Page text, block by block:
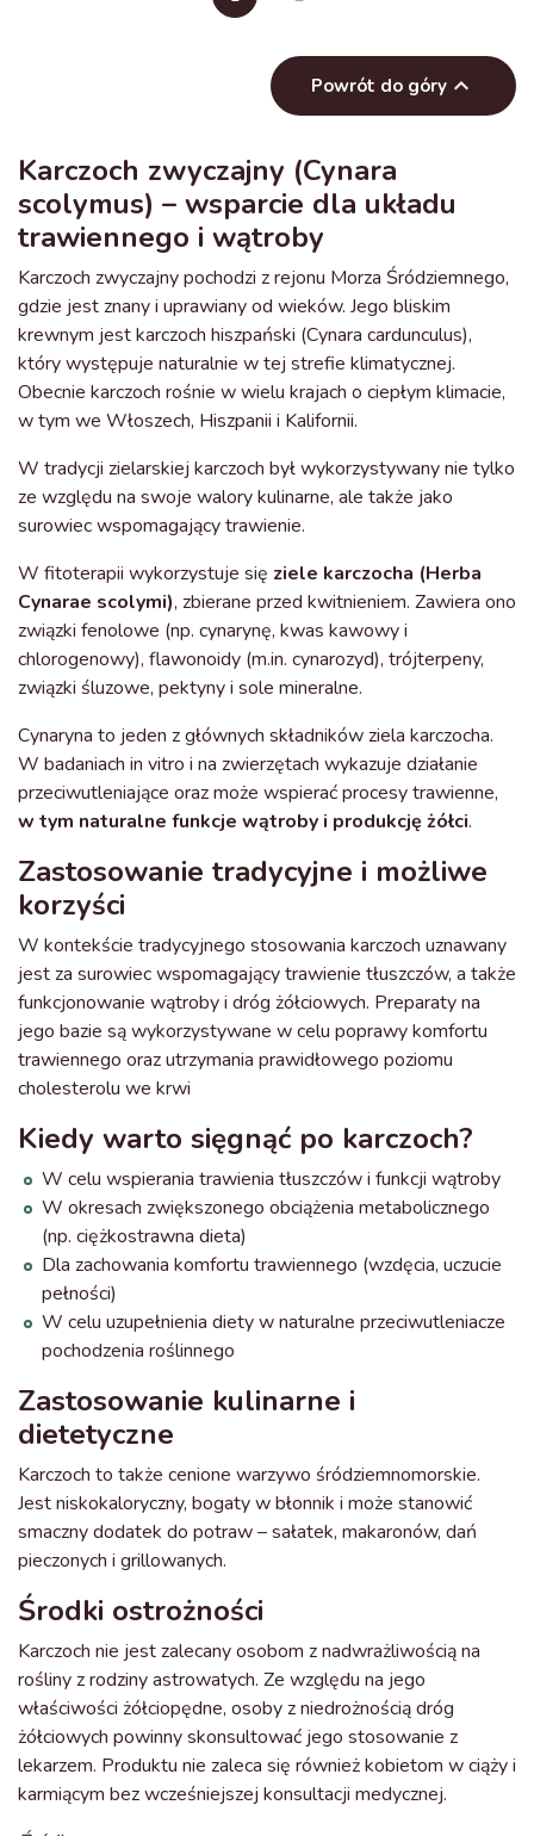
Powrót do góry 
Karczoch zwyczajny (Cynara
scolymus) – wsparcie dla układu
trawiennego i wątroby
Karczoch zwyczajny pochodzi z rejonu Morza Śródziemnego,
gdzie jest znany i uprawiany od wieków. Jego bliskim
krewnym jest karczoch hiszpański (Cynara cardunculus),
który występuje naturalnie w tej strefie klimatycznej.
Obecnie karczoch rośnie w wielu krajach o ciepłym klimacie,
w tym we Włoszech, Hiszpanii i Kalifornii.
W tradycji zielarskiej karczoch był wykorzystywany nie tylko
ze względu na swoje walory kulinarne, ale także jako
surowiec wspomagający trawienie.
W fitoterapii wykorzystuje się ziele karczocha (Herba
Cynarae scolymi), zbierane przed kwitnieniem. Zawiera ono
związki fenolowe (np. cynarynę, kwas kawowy i
chlorogenowy), flawonoidy (m.in. cynarozyd), trójterpeny,
związki śluzowe, pektyny i sole mineralne.
Cynaryna to jeden z głównych składników ziela karczocha.
W badaniach in vitro i na zwierzętach wykazuje działanie
przeciwutleniające oraz może wspierać procesy trawienne,
w tym naturalne funkcje wątroby i produkcję żółci.
Zastosowanie tradycyjne i możliwe
korzyści
W kontekście tradycyjnego stosowania karczoch uznawany
jest za surowiec wspomagający trawienie tłuszczów, a także
funkcjonowanie wątroby i dróg żółciowych. Preparaty na
jego bazie są wykorzystywane w celu poprawy komfortu
trawiennego oraz utrzymania prawidłowego poziomu
cholesterolu we krwi
Kiedy warto sięgnąć po karczoch?
W celu wspierania trawienia tłuszczów i funkcji wątroby
W okresach zwiększonego obciążenia metabolicznego
(np. ciężkostrawna dieta)
Dla zachowania komfortu trawiennego (wzdęcia, uczucie
pełności)
W celu uzupełnienia diety w naturalne przeciwutleniacze
pochodzenia roślinnego
Zastosowanie kulinarne i
dietetyczne
Karczoch to także cenione warzywo śródziemnomorskie.
Jest niskokaloryczny, bogaty w błonnik i może stanowić
smaczny dodatek do potraw – sałatek, makaronów, dań
pieczonych i grillowanych.
Środki ostrożności
Karczoch nie jest zalecany osobom z nadwrażliwością na
rośliny z rodziny astrowatych. Ze względu na jego
właściwości żółciopędne, osoby z niedrożnością dróg
żółciowych powinny skonsultować jego stosowanie z
lekarzem. Produktu nie zaleca się również kobietom w ciąży i
karmiącym bez wcześniejszej konsultacji medycznej.